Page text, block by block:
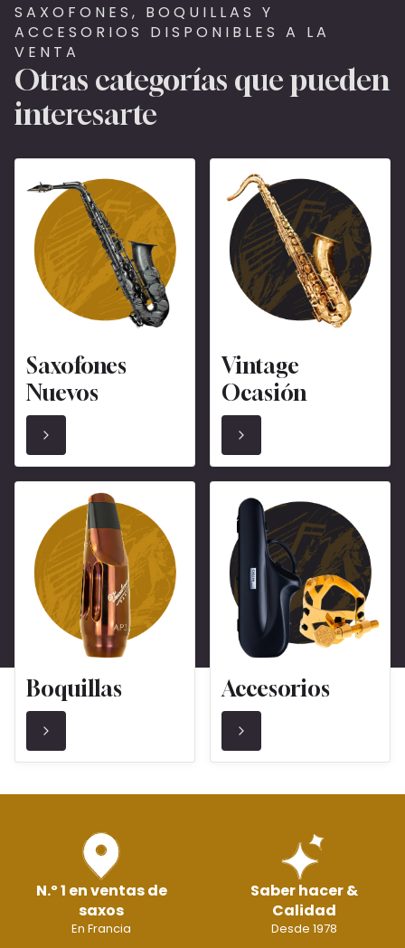
SAXOFONES, BOQUILLAS Y
ACCESORIOS DISPONIBLES A LA
VENTA
Otras categorías que pueden
interesarte
Saxofones
Nuevos
Vintage
Ocasión
Boquillas Accesorios
N.º 1 en ventas de
saxos
En Francia
Saber hacer &
Calidad
Desde 1978